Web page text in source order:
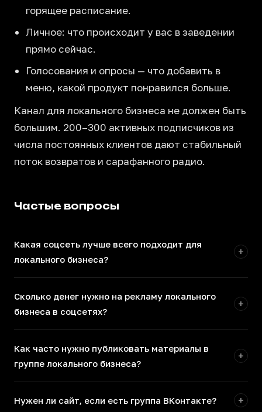
горящее расписание.
Личное: что происходит у вас в заведении
прямо сейчас.
Голосования и опросы — что добавить в
меню, какой продукт понравился больше.
Канал для локального бизнеса не должен быть
большим. 200–300 активных подписчиков из
числа постоянных клиентов дают стабильный
поток возвратов и сарафанного радио.
Частые вопросы
Какая соцсеть лучше всего подходит для
локального бизнеса?
+
основная площадка — ВКонтакте. Здесь есть точная
настройка по гео, картографические виджеты,
отзывы и встроенная запись на услуги. Телеграм
подходит как дополнительный канал для постоянных
Сколько денег нужно на рекламу локального
бизнеса в соцсетях?
+
при грамотной настройке геотаргетинга. Важнее не
бюджет, а радиус охвата и качество объявлений —
показывать рекламу людям за 50 км от вашей точки
бессмысленно.
Как часто нужно публиковать материалы в
группе локального бизнеса?
+
частота, а регулярность и содержание. Пост о новом
Нужен ли сайт, если есть группа ВКонтакте? +